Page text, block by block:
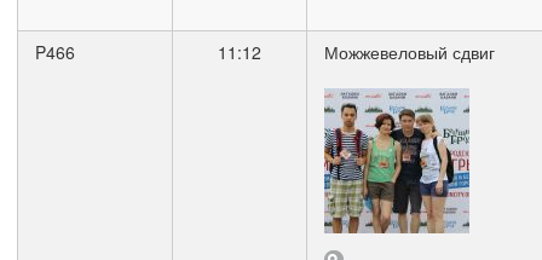
P466 11:12 Можжевеловый сдвиг